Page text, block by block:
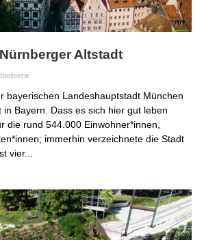
Altstadt
bayerischen Landeshauptstadt München
Bayern. Dass es sich hier gut leben
die rund 544.000 Einwohner*innen,
immerhin verzeichnete die Stadt
vier...